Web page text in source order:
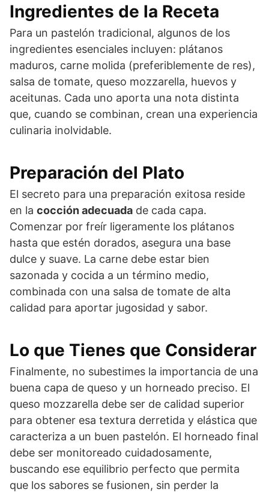
Ingredientes de la Receta
Para un pastelón tradicional, algunos de los
ingredientes esenciales incluyen: plátanos
maduros, carne molida (preferiblemente de res),
salsa de tomate, queso mozzarella, huevos y
aceitunas. Cada uno aporta una nota distinta
que, cuando se combinan, crean una experiencia
culinaria inolvidable.
Preparación del Plato
El secreto para una preparación exitosa reside
en la cocción adecuada de cada capa.
Comenzar por freír ligeramente los plátanos
hasta que estén dorados, asegura una base
dulce y suave. La carne debe estar bien
sazonada y cocida a un término medio,
combinada con una salsa de tomate de alta
calidad para aportar jugosidad y sabor.
Lo que Tienes que Considerar
Finalmente, no subestimes la importancia de una
buena capa de queso y un horneado preciso. El
queso mozzarella debe ser de calidad superior
para obtener esa textura derretida y elástica que
caracteriza a un buen pastelón. El horneado final
debe ser monitoreado cuidadosamente,
buscando ese equilibrio perfecto que permita
que los sabores se fusionen, sin perder la